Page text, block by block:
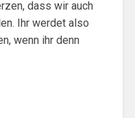
dass wir auch
Ihr werdet also
wenn ihr denn